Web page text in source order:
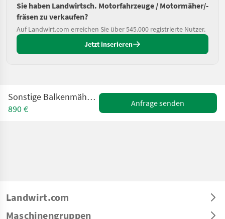
Sie haben Landwirtsch. Motorfahrzeuge / Motormäher/-
fräsen zu verkaufen?
Auf Landwirt.com erreichen Sie über 545.000 registrierte Nutzer.
Jetzt inserieren
Sonstige Balkenmäher 1m 4-Takt, gebraucht
890 €
Anfrage senden
Landwirt.com
Maschinengruppen